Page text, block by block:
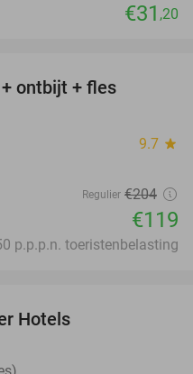
€31 ,20
ontbijt + fles
9.7 star
Regulier €204
€119
p.p.p.n. toeristenbelasting
Hotels